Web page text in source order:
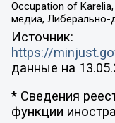
Occupation of
медиа, Либерально-
Источник:
https://
данные на
* Сведения
функции